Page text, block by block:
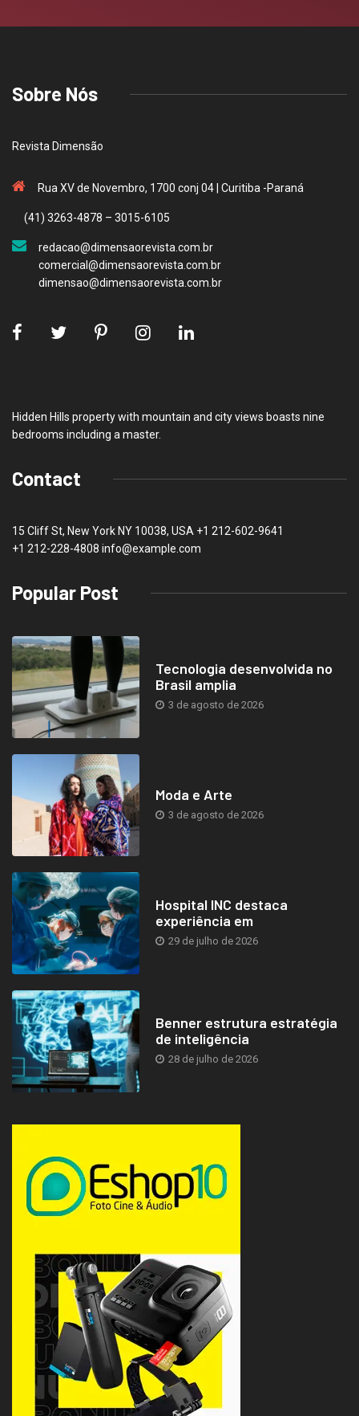
Sobre Nós
Revista Dimensão
Rua XV de Novembro, 1700 conj 04 | Curitiba -Paraná
(41) 3263-4878 – 3015-6105
redacao@dimensaorevista.com.br
comercial@dimensaorevista.com.br
dimensao@dimensaorevista.com.br
Hidden Hills property with mountain and city views boasts nine
bedrooms including a master.
Contact
15 Cliff St, New York NY 10038, USA +1 212-602-9641
+1 212-228-4808 info@example.com
Popular Post
Tecnologia desenvolvida no
Brasil amplia
3 de agosto de 2026
Moda e Arte
3 de agosto de 2026
Hospital INC destaca
experiência em
29 de julho de 2026
Benner estrutura estratégia
de inteligência
28 de julho de 2026